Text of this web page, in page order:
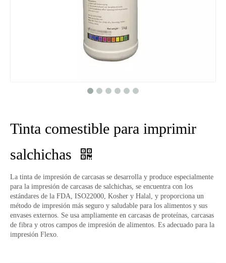
Tinta comestible para imprimir
salchichas
La tinta de impresión de carcasas se desarrolla y produce especialmente
para la impresión de carcasas de salchichas, se encuentra con los
estándares de la FDA, ISO22000, Kosher y Halal, y proporciona un
método de impresión más seguro y saludable para los alimentos y sus
envases externos. Se usa ampliamente en carcasas de proteínas, carcasas
de fibra y otros campos de impresión de alimentos. Es adecuado para la
impresión Flexo.